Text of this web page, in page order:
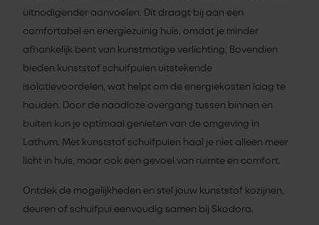
uitnodigender aanvoelen. Dit draagt bij aan een
comfortabel en energiezuinig huis, omdat je minder
afhankelijk bent van kunstmatige verlichting. Bovendien
bieden kunststof schuifpuien uitstekende
isolatievoordelen, wat helpt om de energiekosten laag te
houden. Door de naadloze overgang tussen binnen en
buiten kun je optimaal genieten van de omgeving in
Lathum. Met kunststof schuifpuien haal je niet alleen meer
licht in huis, maar ook een gevoel van ruimte en comfort.
Ontdek de mogelijkheden en stel jouw kunststof kozijnen,
deuren of schuifpui eenvoudig samen bij Skodora.